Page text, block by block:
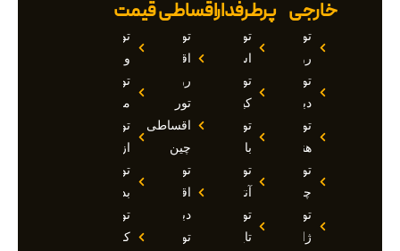
خارجی
تور
روسیه
تور
دبی
تور
هند
تور
چین
تور
ژاپن
پرطرفدار
تور
استانبول
تور
کیش
تور
بالی
تور
آنتالیا
تور
تایلند
اقساطی
تور
اقساطی
روسیه
تور
اقساطی
چین
تور
اقساطی
دبی
تور
قیمت
تور
وان
تور
مارماریس
تور
ازمیر
تور
بدروم
تور
کوش